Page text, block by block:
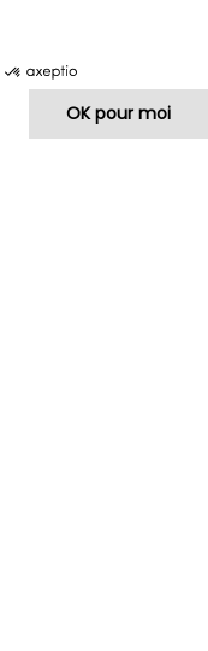
HOTEL
SEE
OK pour moi